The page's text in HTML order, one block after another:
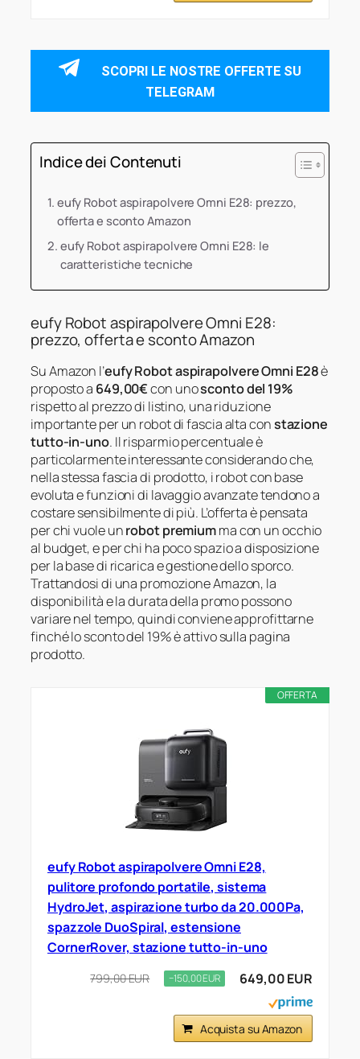
SCOPRI LE NOSTRE OFFERTE SU
TELEGRAM
Indice dei Contenuti
eufy Robot aspirapolvere Omni E28: prezzo,
offerta e sconto Amazon
eufy Robot aspirapolvere Omni E28: le
caratteristiche tecniche
eufy Robot aspirapolvere Omni E28:
prezzo, offerta e sconto Amazon
Su Amazon l’eufy Robot aspirapolvere Omni E28è
proposto a 649,00€con unosconto del 19%
rispetto al prezzo di listino, una riduzione
importante per un robot di fascia alta constazione
tutto-in-uno. Il risparmio percentuale è
particolarmente interessante considerando che,
nella stessa fascia di prodotto, i robot con base
evoluta e funzioni di lavaggio avanzate tendono a
costare sensibilmente di più. L’offerta è pensata
per chi vuole unrobot premiumma con un occhio
al budget, e per chi ha poco spazio a disposizione
per la base di ricarica e gestione dello sporco.
Trattandosi di una promozione Amazon, la
disponibilità e la durata della promo possono
variare nel tempo, quindi conviene approfittarne
finché lo sconto del 19% è attivo sulla pagina
prodotto.
OFFERTA
eufy Robot aspirapolvere Omni E28,
pulitore profondo portatile, sistema
HydroJet, aspirazione turbo da 20.000Pa,
spazzole DuoSpiral, estensione
CornerRover, stazione tutto-in-uno
799,00 EUR −150,00 EUR 649,00 EUR
Acquista su Amazon